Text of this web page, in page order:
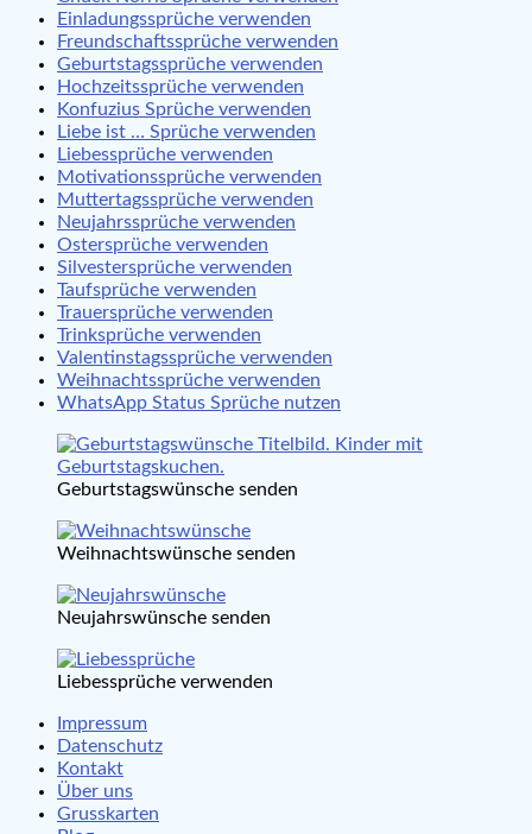
Einladungssprüche verwenden
Freundschaftssprüche verwenden
Geburtstagssprüche verwenden
Hochzeitssprüche verwenden
Konfuzius Sprüche verwenden
Liebe ist … Sprüche verwenden
Liebessprüche verwenden
Motivationssprüche verwenden
Muttertagssprüche verwenden
Neujahrssprüche verwenden
Ostersprüche verwenden
Silvestersprüche verwenden
Taufsprüche verwenden
Trauersprüche verwenden
Trinksprüche verwenden
Valentinstagssprüche verwenden
Weihnachtssprüche verwenden
WhatsApp Status Sprüche nutzen
Geburtstagswünsche senden
Weihnachtswünsche senden
Neujahrswünsche senden
Liebessprüche verwenden
Impressum
Datenschutz
Kontakt
Über uns
Grusskarten